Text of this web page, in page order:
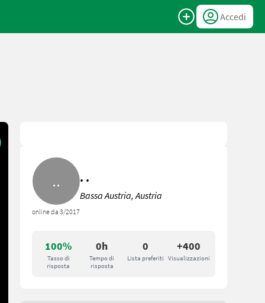
Accedi
100%
Tasso di
risposta
0h
Tempo di
risposta
0
Lista preferiti
+400
Visualizzazioni
online da 3/2017
. .
Bassa Austria, Austria